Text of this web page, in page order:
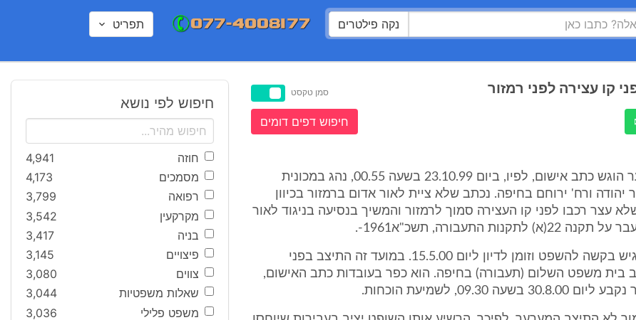
נקה פילטרים תפריט
קו עצירה לפני רמזור סמן טקסט
חיפוש דפים דומים
1. נגד המערער הוגש כתב אישום, לפיו, ביום 23.10.99 בשעה 00.55, נהג במכונית
ורח' ירוחם בחיפה. נכתב שלא ציית לאור אדום ברמזור בכיוון
עצר רכבו לפני קו העצירה סמוך לרמזור והמשיך בנסיעה בניגוד לאור
התעבורה, תשכ"א1961-.
2. המערער הגיש בקשה להשפט וזומן לדיון ליום 15.5.00. במועד זה התיצב בפני
בית משפט השלום (תעבורה) בחיפה. הוא כפר בעובדות כתב האישום,
09.30, לשמיעת הוכחות.
חיפוש לפי נושא
חוזה
4,941
מסמכים
4,173
רפואה
3,799
מקרקעין
3,542
בניה
3,417
פיצויים
3,145
צווים
3,080
שאלות משפטיות
3,044
משפט פלילי
3,036